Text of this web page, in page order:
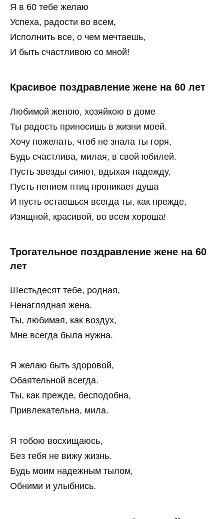
Я в 60 тебе желаю
Успеха, радости во всем,
Исполнить все, о чем мечтаешь,
И быть счастливою со мной!
Красивое поздравление жене на 60 лет
Любимой женою, хозяйкою в доме
Ты радость приносишь в жизни моей.
Хочу пожелать, чтоб не знала ты горя,
Будь счастлива, милая, в свой юбилей.
Пусть звезды сияют, вдыхая надежду,
Пусть пением птиц проникает душа
И пусть остаешься всегда ты, как прежде,
Изящной, красивой, во всем хороша!
Трогательное поздравление жене на 60
лет
Шестьдесят тебе, родная,
Ненаглядная жена.
Ты, любимая, как воздух,
Мне всегда была нужна.
Я желаю быть здоровой,
Обаятельной всегда.
Ты, как прежде, бесподобна,
Привлекательна, мила.
Я тобою восхищаюсь,
Без тебя не вижу жизнь.
Будь моим надежным тылом,
Обними и улыбнись.